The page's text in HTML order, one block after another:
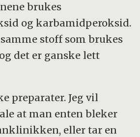
brukes
og karbamidperoksid.
stoff som brukes
det er ganske lett
preparater. Jeg vil
at man enten bleker
eller tar en